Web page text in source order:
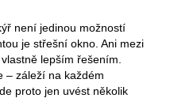
není jedinou možností
je střešní okno. Ani mezi
lepším řešením.
– záleží na každém
proto jen uvést několik